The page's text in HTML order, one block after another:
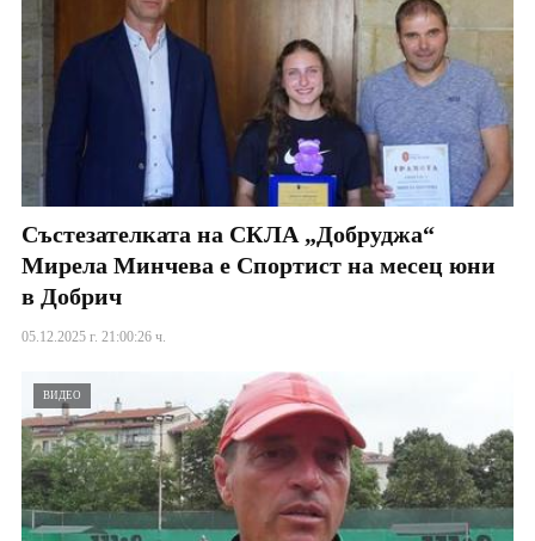
Състезателката на СКЛА „Добруджа“
Мирела Минчева е Спортист на месец юни
в Добрич
05.12.2025 г. 21:00:26 ч.
ВИДЕО